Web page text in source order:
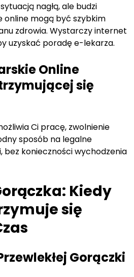
nagłą, ale budzi
online mogą być szybkim
zdrowia. Wystarczy internet
uzyskać poradę e-lekarza.
Online
się
Ci pracę, zwolnienie
sposób na legalne
bez konieczności wychodzenia
Kiedy
się
Gorączki